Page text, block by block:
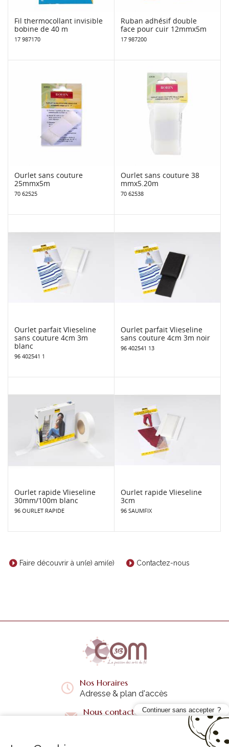
Fil thermocollant invisible
bobine de 40 m
17 987170
Ruban adhésif double
face pour cuir 12mmx5m
17 987200
Ourlet sans couture
25mmx5m
70 62525
Ourlet sans couture 38
mmx5.20m
70 62538
Ourlet parfait Vlieseline
sans couture 4cm 3m
blanc
96 402541 1
Ourlet parfait Vlieseline
sans couture 4cm 3m noir
96 402541 13
Ourlet rapide Vlieseline
30mm/100m blanc
96 OURLET RAPIDE
Ourlet rapide Vlieseline
3cm
96 SAUMFIX
Faire découvrir à un(e) ami(e) Contactez-nous
Nos Horaires
Adresse & plan d'accès
Nous contacter Continuer sans accepter